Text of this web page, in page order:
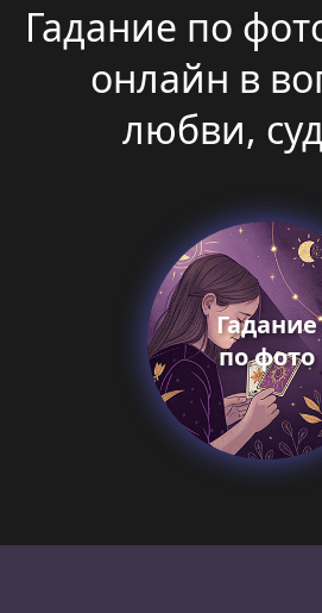
Гадание по
онлайн в
любви,
Гадание
по фото